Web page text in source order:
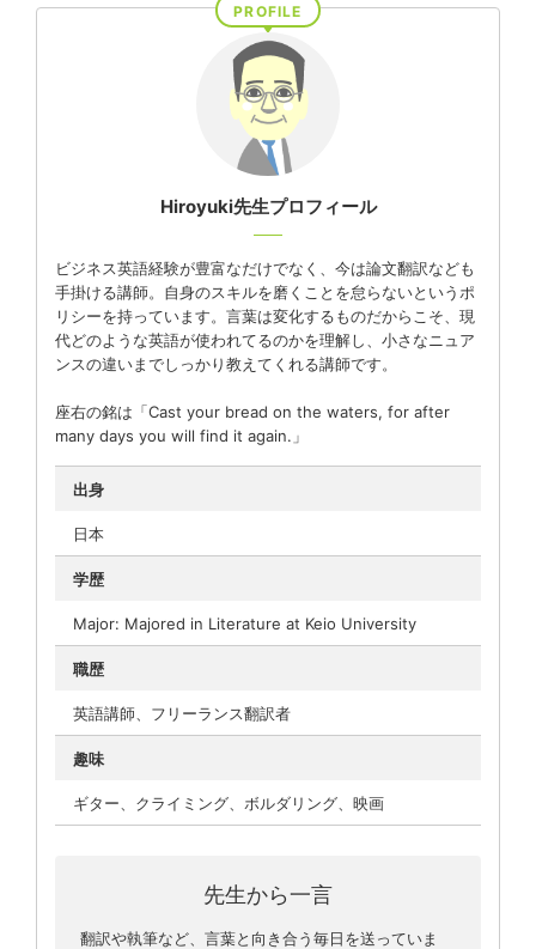
PROFILE
Hiroyuki先生プロフィール
ビジネス英語経験が豊富なだけでなく、今は論文翻訳なども
手掛ける講師。自身のスキルを磨くことを怠らないというポ
リシーを持っています。言葉は変化するものだからこそ、現
代どのような英語が使われてるのかを理解し、小さなニュア
ンスの違いまでしっかり教えてくれる講師です。
座右の銘は「Cast your bread on the waters, for after
many days you will find it again.」
出身
日本
学歴
Major: Majored in Literature at Keio University
職歴
英語講師、フリーランス翻訳者
趣味
ギター、クライミング、ボルダリング、映画
先生から一言
翻訳や執筆など、言葉と向き合う毎日を送っていま